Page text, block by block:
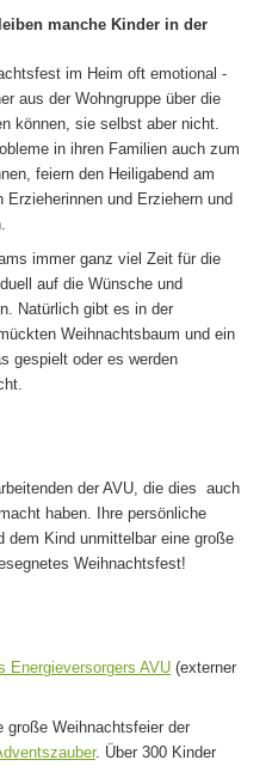
manche Kinder in der
im Heim oft emotional -
aus der Wohngruppe über die
können, sie selbst aber nicht.
in ihren Familien auch zum
feiern den Heiligabend am
und Erziehern und
immer ganz viel Zeit für die
auf die Wünsche und
Natürlich gibt es in der
Weihnachtsbaum und ein
gespielt oder es werden
der AVU, die dies auch
haben. Ihre persönliche
dem Kind unmittelbar eine große
Weihnachtsfest!
Energieversorgers AVU (externer
große Weihnachtsfeier der
. Über 300 Kinder